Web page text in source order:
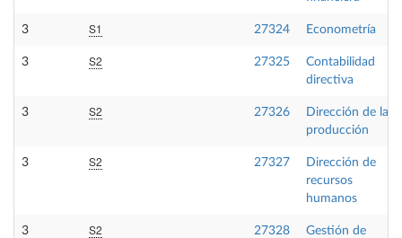
3 S1 27324 Econometría
3 S2 27325
Contabilidad
directiva
3 S2 27326
Dirección de la
producción
3 S2 27327
Dirección de
recursos
humanos
3 S2 27328
Gestión de